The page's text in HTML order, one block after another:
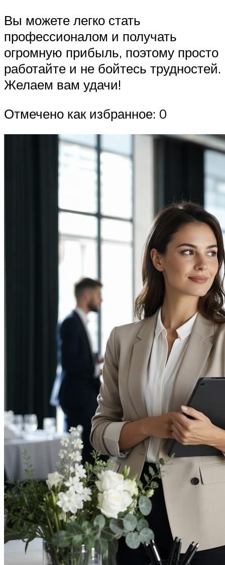
Вы можете легко стать
профессионалом и получать
огромную прибыль, поэтому просто
работайте и не бойтесь трудностей.
Желаем вам удачи!
Отмечено как избранное: 0